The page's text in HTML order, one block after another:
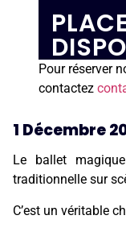
Pour réserver
contactez
1 Décembre
Le ballet
traditionnelle sur
C’est un véritable